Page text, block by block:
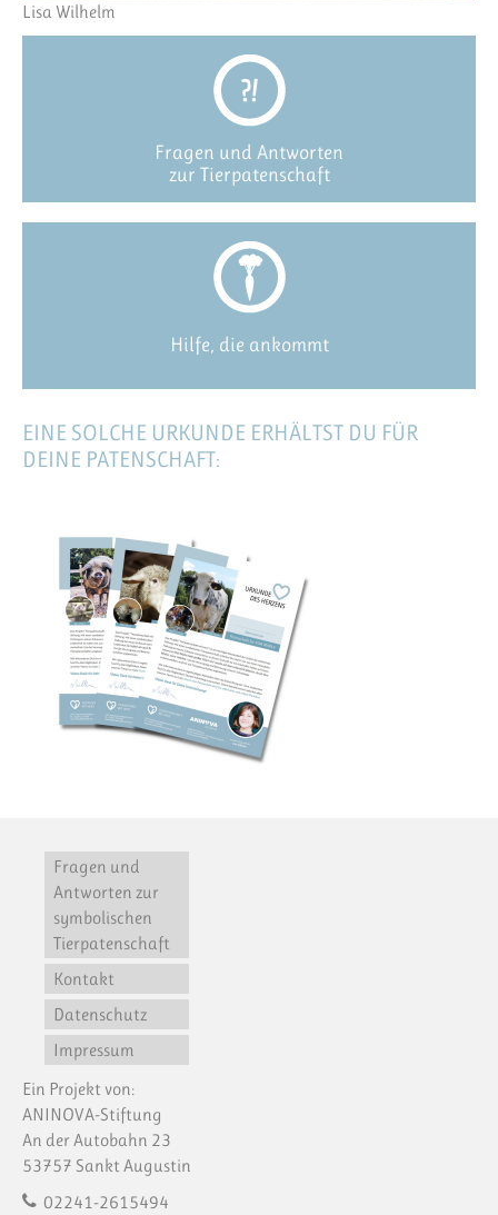
Lisa Wilhelm
Fragen und Antworten
zur Tierpatenschaft
Hilfe, die ankommt
EINE SOLCHE URKUNDE ERHÄLTST DU FÜR
DEINE PATENSCHAFT:
Fragen und
Antworten zur
symbolischen
Tierpatenschaft
Kontakt
Datenschutz
Impressum
Ein Projekt von:
ANINOVA-Stiftung
An der Autobahn 23
53757 Sankt Augustin
02241-2615494